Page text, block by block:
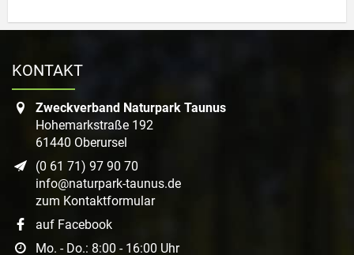
KONTAKT
Zweckverband Naturpark Taunus
Hohemarkstraße 192
61440 Oberursel
(0 61 71) 97 90 70
info@naturpark-taunus.de
zum Kontaktformular
auf Facebook
Mo. - Do.: 8:00 - 16:00 Uhr